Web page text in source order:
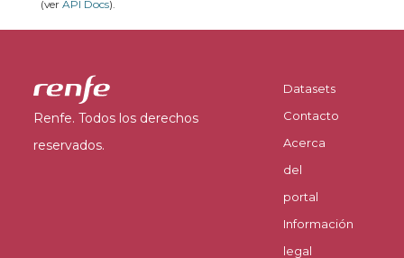
(ver API Docs).
Renfe. Todos los derechos
reservados.
Datasets
Contacto
Acerca
del
portal
Información
legal